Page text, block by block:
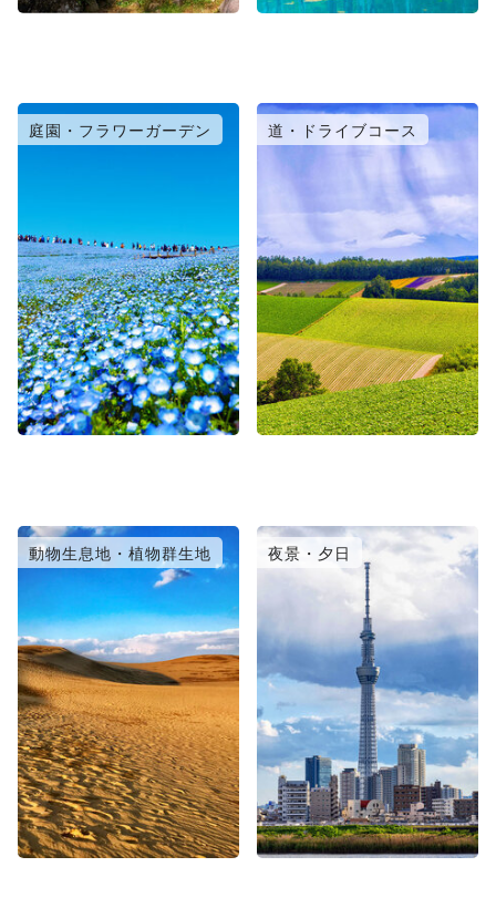
庭園・フラワーガーデン 道・ドライブコース
動物生息地・植物群生地 夜景・夕日